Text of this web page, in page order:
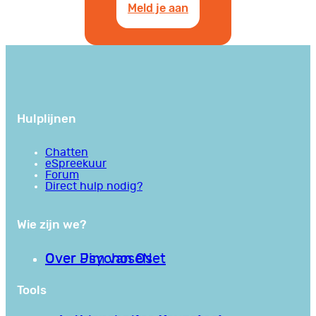
Meld je aan
Hulplijnen
Chatten
eSpreekuur
Forum
Direct hulp nodig?
Wie zijn we?
Over PsychoseNet
Over Jim van Os
Tools